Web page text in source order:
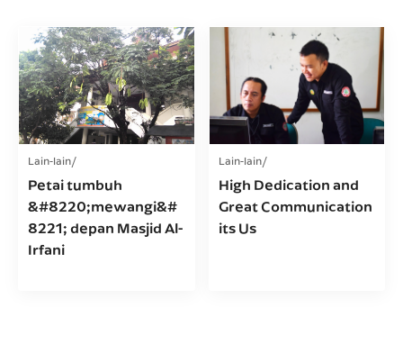
Lain-lain
Petai tumbuh
&#8220;mewangi&#
8221; depan Masjid Al-
Irfani
Lain-lain
High Dedication and
Great Communication
its Us